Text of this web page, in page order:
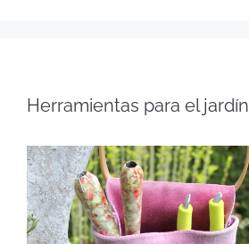
Herramientas para el jardín